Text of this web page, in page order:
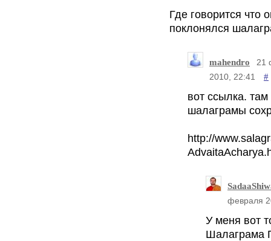
Где говорится что
поклонялся
mahendro
21
2010, 22:41
#
вот ссылка.
шалаграмы
http://
февраля
У меня вот
Шалаграма